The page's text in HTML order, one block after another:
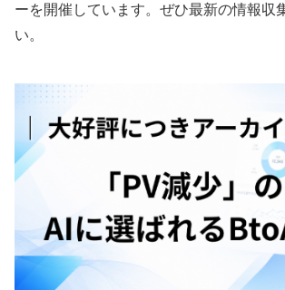
ーを開催しています。ぜひ最新の情報収
い。